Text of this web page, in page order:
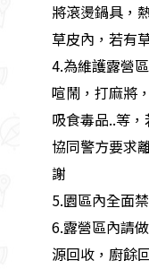
將滾燙鍋具，
草皮內，若有
4.為維護露營
喧鬧，打麻將
吸食毒品..等
協同警方要求
謝
5.園區內全面
6.露營區內請
源回收，廚餘